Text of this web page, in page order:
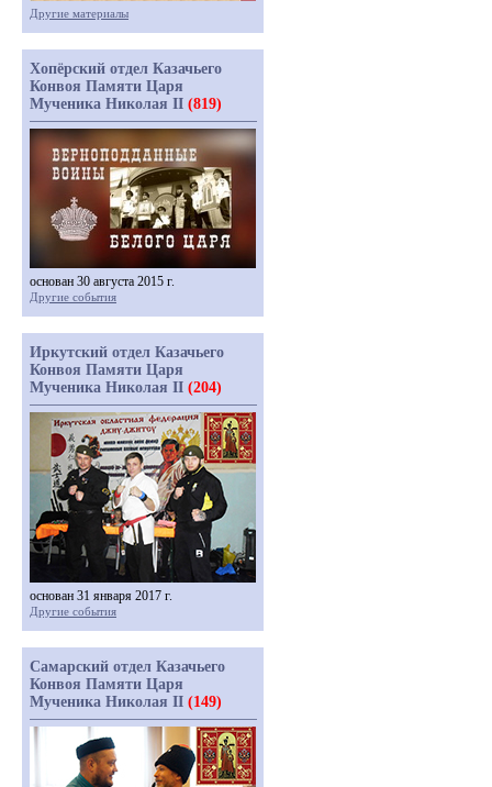
Другие материалы
Хопёрский отдел Казачьего
Конвоя Памяти Царя
Мученика Николая II (819)
основан 30 августа 2015 г.
Другие события
Иркутский отдел Казачьего
Конвоя Памяти Царя
Мученика Николая II (204)
основан 31 января 2017 г.
Другие события
Самарский отдел Казачьего
Конвоя Памяти Царя
Мученика Николая II (149)